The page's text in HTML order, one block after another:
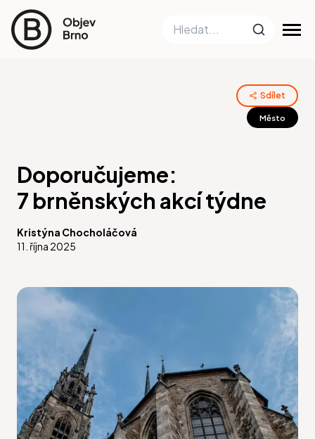
Sdílet
Město
Doporučujeme:
7 brněnských akcí týdne
Kristýna Chocholáčová
11. října 2025